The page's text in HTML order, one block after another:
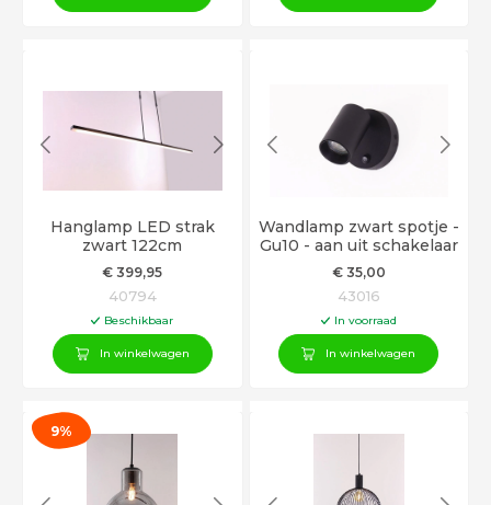
Hanglamp LED strak
zwart 122cm
€ 399,95
40794
Beschikbaar
In winkelwagen
Wandlamp zwart spotje -
Gu10 - aan uit schakelaar
€35,00
43016
In voorraad
In winkelwagen
9%